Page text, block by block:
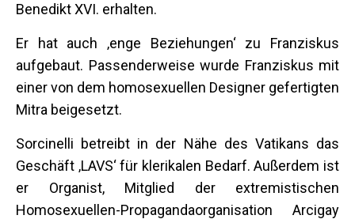
Benedikt XVI. erhalten.
Er hat auch ‚enge Beziehungen‘ zu Franziskus
aufgebaut. Passenderweise wurde Franziskus mit
einer von dem homosexuellen Designer gefertigten
Mitra beigesetzt.
Sorcinelli betreibt in der Nähe des Vatikans das
Geschäft ‚LAVS‘ für klerikalen Bedarf. Außerdem ist
er Organist, Mitglied der extremistischen
Homosexuellen-Propagandaorganisation Arcigay